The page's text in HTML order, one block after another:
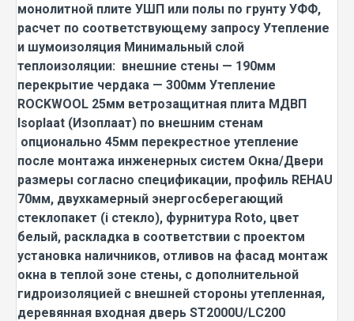
монолитной плите УШП или полы по грунту УФФ,
расчет по соответствующему запросу Утепление
и шумоизоляция Минимальный слой
теплоизоляции: внешние стены — 190мм
перекрытие чердака — 300мм Утепление
ROCKWOOL 25мм ветрозащитная плита МДВП
Isoplaat (Изоплаат) по внешним стенам
опционально 45мм перекрестное утепление
после монтажа инженерных систем Окна/Двери
размеры согласно спецификации, профиль REHAU
70мм, двухкамерный энергосберегающий
стеклопакет (i стекло), фурнитура Roto, цвет
белый, раскладка в соответствии с проектом
установка наличников, отливов на фасад монтаж
окна в теплой зоне стены, с дополнительной
гидроизоляцией с внешней стороны утепленная,
деревянная входная дверь ST2000U/LC200